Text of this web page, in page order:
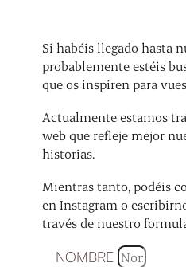
Si habéis llegado hasta
probablemente estéis
que os inspiren para
Actualmente estamos
web que refleje mejor
historias.
Mientras tanto, podéis
en Instagram o
través de nuestro
NOMBRE